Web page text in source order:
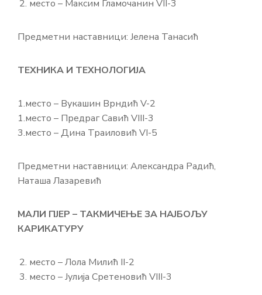
место – Максим Гламочанин VII-3
Предметни наставници: Јелена Танасић
ТЕХНИКА И ТЕХНОЛОГИЈА
1.место – Вукашин Врндић V-2
1.место – Предраг Савић VIII-3
3.место – Дина Траиловић VI-5
Предметни наставници: Александра Радић,
Наташа Лазаревић
МАЛИ ПЈЕР – ТАКМИЧЕЊЕ ЗА НАЈБОЉУ
КАРИКАТУРУ
место – Лола Милић II-2
место – Јулија Сретеновић VIII-3